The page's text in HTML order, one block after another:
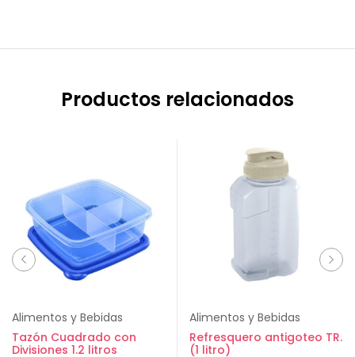
Productos relacionados
Alimentos y Bebidas
Tazón Cuadrado con
Divisiones 1.2 litros
Alimentos y Bebidas
Refresquero antigoteo TR.
(1 litro)